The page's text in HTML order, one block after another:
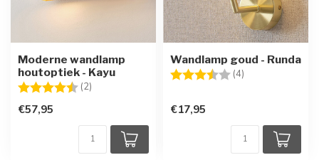
Moderne wandlamp
houtoptiek - Kayu
Beoordeling: (2)
€57,95
Wandlamp goud - Runda
Beoordeling: (4)
€17,95